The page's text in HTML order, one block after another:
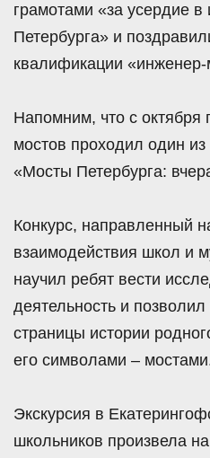
грамотами «за усердие в
Петербурга» и
квалификации «инженер-
Напомним, что с
мостов проходил один из
«Мосты Петербурга:
Конкурс, направленный
взаимодействия школ и
научил ребят вести
деятельность и позволил
страницы истории
его символами –
Экскурсия в
школьников произвела